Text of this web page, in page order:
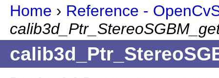
Home › Reference -